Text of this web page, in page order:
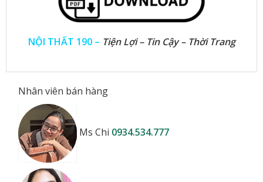
NỘI THẤT 190 – Tiện Lợi – Tin Cậy – Thời Trang
Nhân viên bán hàng
Ms Chi 0934.534.777